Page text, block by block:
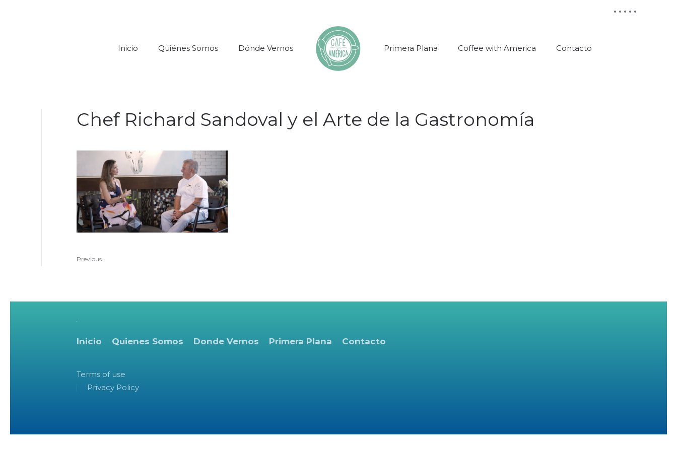
Inicio Quiénes Somos Dónde Vernos Primera Plana Coffee with America Contacto
Chef Richard Sandoval y el Arte de la Gastronomía
Previous
Inicio Quienes Somos Donde Vernos Primera Plana Contacto
Terms of use
Privacy Policy